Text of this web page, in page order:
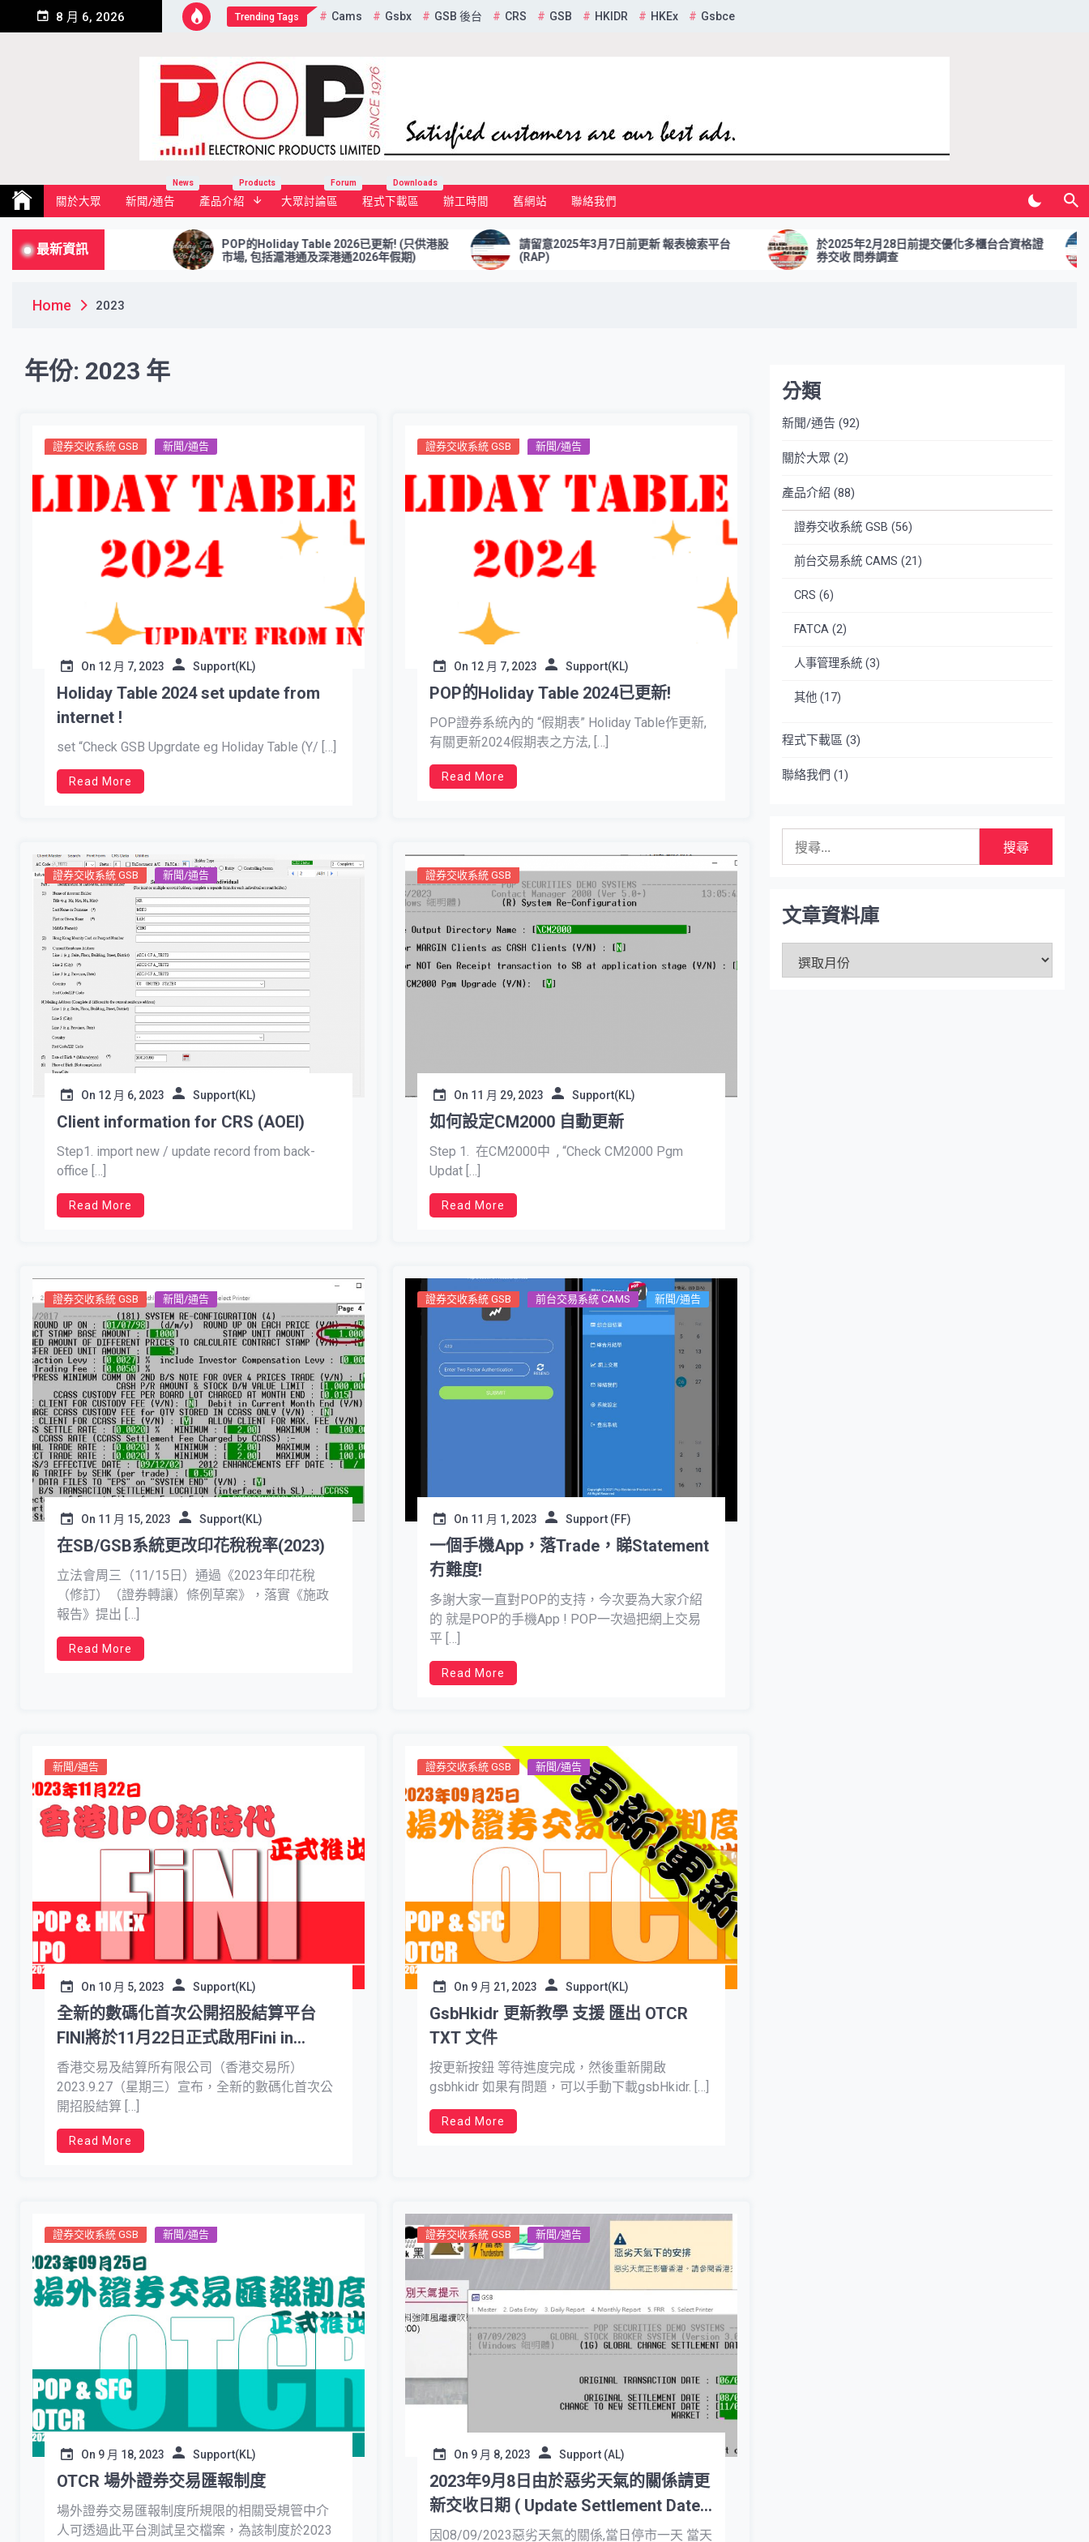
8 月 6, 2026 Trending Tags Cams Gsbx GSB 後台 CRS GSB HKIDR HKEx Gsbce
Pop Electronic Products Limited
關於大眾 新聞/通告
News
產品介紹
Products
大眾討論區
Forum
程式下載區
Downloads
辦工時間 舊網站 聯絡我們
最新資訊
POP的Holiday Table 2026已更新! (只供港股
市場, 包括滬港通及深港通2026年假期)
請留意2025年3月7日前更新 報表檢索平台
於2025年2月28日前提交優化多櫃台合資格證
券交收 問券調查
於2024年
更新的調
Home 2023
年份: 2023 年
證券交收系統 GSB 新聞/通告
On 12 月 7, 2023 Support(KL)
Holiday Table 2024 set update from
internet !
set “Check GSB Upgrdate eg Holiday Table (Y/ […]
Read More
證券交收系統 GSB 新聞/通告
On 12 月 7, 2023 Support(KL)
POP的Holiday Table 2024已更新!
POP證券系統內的 “假期表” Holiday Table作更新,
有關更新2024假期表之方法, […]
Read More
證券交收系統 GSB 新聞/通告
On 12 月 6, 2023 Support(KL)
Client information for CRS (AOEI)
Step1. import new / update record from back-
office […]
Read More
證券交收系統 GSB
On 11 月 29, 2023 Support(KL)
如何設定CM2000 自動更新
Step 1. 在CM2000中 , “Check CM2000 Pgm
Updat […]
Read More
證券交收系統 GSB 新聞/通告
On 11 月 15, 2023 Support(KL)
在SB/GSB系統更改印花稅稅率(2023)
立法會周三（11/15日）通過《2023年印花稅
（修訂）（證券轉讓）條例草案》，落實《施政
報告》提出 […]
Read More
證券交收系統 GSB 前台交易系統 CAMS 新聞/通告
On 11 月 1, 2023 Support (FF)
一個手機App，落Trade，睇Statement
冇難度!
多謝大家一直對POP的支持，今次要為大家介紹
的 就是POP的手機App ! POP一次過把網上交易
平 […]
Read More
新聞/通告
On 10 月 5, 2023 Support(KL)
全新的數碼化首次公開招股結算平台
FINI將於11月22日正式啟用Fini in
gsbHkidr
香港交易及結算所有限公司（香港交易所）
2023.9.27（星期三）宣布，全新的數碼化首次公
開招股結算 […]
Read More
證券交收系統 GSB 新聞/通告
On 9 月 21, 2023 Support(KL)
GsbHkidr 更新教學 支援 匯出 OTCR
TXT 文件
按更新按鈕 等待進度完成，然後重新開啟
gsbhkidr 如果有問題，可以手動下載gsbHkidr. […]
Read More
證券交收系統 GSB 新聞/通告
On 9 月 18, 2023 Support(KL)
OTCR 場外證券交易匯報制度
場外證券交易匯報制度所規限的相關受規管中介
人可透過此平台測試呈交檔案，為該制度於2023
證券交收系統 GSB 新聞/通告
On 9 月 8, 2023 Support (AL)
2023年9月8日由於惡劣天氣的關係請更
新交收日期 ( Update Settlement Date
due to Severe Weather)
因08/09/2023惡劣天氣的關係,當日停市一天 當天
分類
新聞/通告 (92)
關於大眾 (2)
產品介紹 (88)
證券交收系統 GSB (56)
前台交易系統 CAMS (21)
CRS (6)
FATCA(2)
人事管理系統(3)
其他(17)
程式下載區 (3)
聯絡我們 (1)
字:
文章資料庫
資